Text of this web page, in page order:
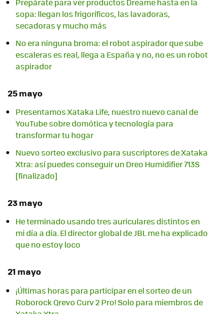
sopa: llegan los frigoríficos, las lavadoras,
secadoras y mucho más
No era ninguna broma: el robot aspirador que sube
escaleras es real, llega a España y no, no es un robot
aspirador
25 mayo
Presentamos Xataka Life, nuestro nuevo canal de
YouTube sobre domótica y tecnología para
transformar tu hogar
Nuevo sorteo exclusivo para suscriptores de Xataka
Xtra: así puedes conseguir un Dreo Humidifier 713S
[finalizado]
23 mayo
He terminado usando tres auriculares distintos en
mi día a día. El director global de JBL me ha explicado
que no estoy loco
21 mayo
¡Últimas horas para participar en el sorteo de un
Roborock Qrevo Curv 2 Pro! Solo para miembros de